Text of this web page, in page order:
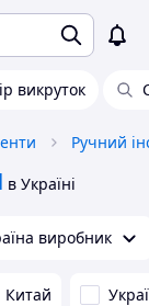
викруток
Ручний
в Україні
виробник
Китай